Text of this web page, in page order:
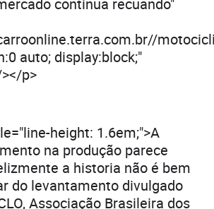
continua recuando"
auto; display:block;"
p>
height: 1.6em;">A
na produção parece
a historia não é bem
do levantamento divulgado
Associação Brasileira dos